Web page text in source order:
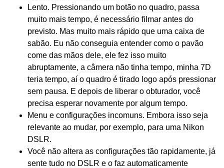
Lento. Pressionando um botão no quadro, passa
muito mais tempo, é necessário filmar antes do
previsto. Mas muito mais rápido que uma caixa de
sabão. Eu não conseguia entender como o pavão
come das mãos dele, ele fez isso muito
abruptamente, a câmera não tinha tempo, minha 7D
teria tempo, aí o quadro é tirado logo após pressionar
sem pausa. E depois de liberar o obturador, você
precisa esperar novamente por algum tempo.
Menu e configurações incomuns. Embora isso seja
relevante ao mudar, por exemplo, para uma Nikon
DSLR.
Você não altera as configurações tão rapidamente, já
sente tudo no DSLR e o faz automaticamente